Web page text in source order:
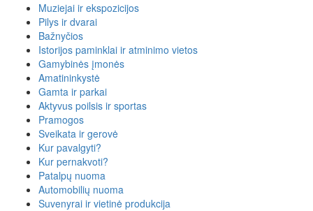
Muziejai ir ekspozicijos
Pilys ir dvarai
Bažnyčios
Istorijos paminklai ir atminimo vietos
Gamybinės įmonės
Amatininkystė
Gamta ir parkai
Aktyvus poilsis ir sportas
Pramogos
Sveikata ir gerovė
Kur pavalgyti?
Kur pernakvoti?
Patalpų nuoma
Automobilių nuoma
Suvenyrai ir vietinė produkcija